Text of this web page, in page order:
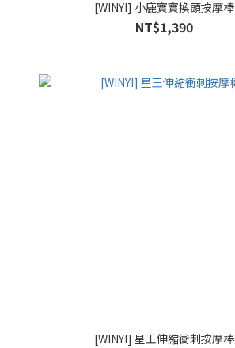
[WINYI] 小鹿寶寶換頭按摩棒
NT$1,390
[WINYI] 星王伸縮衝刺按摩棒